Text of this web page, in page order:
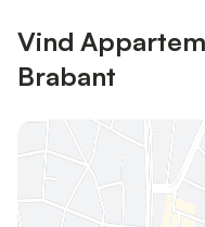
Vind
Brabant